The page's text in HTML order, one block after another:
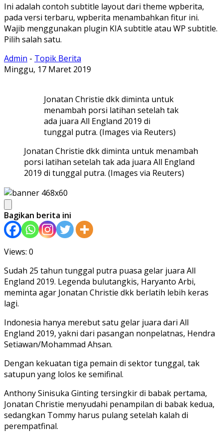
Ini adalah contoh subtitle layout dari theme wpberita,
pada versi terbaru, wpberita menambahkan fitur ini.
Wajib menggunakan plugin KIA subtitle atau WP subtitle.
Pilih salah satu.
Admin - Topik Berita
Minggu, 17 Maret 2019
Jonatan Christie dkk diminta untuk
menambah porsi latihan setelah tak
ada juara All England 2019 di
tunggal putra. (Images via Reuters)
Jonatan Christie dkk diminta untuk menambah
porsi latihan setelah tak ada juara All England
2019 di tunggal putra. (Images via Reuters)
Bagikan berita ini
Views: 0
Sudah 25 tahun tunggal putra puasa gelar juara All
England 2019. Legenda bulutangkis, Haryanto Arbi,
meminta agar Jonatan Christie dkk berlatih lebih keras
lagi.
Indonesia hanya merebut satu gelar juara dari All
England 2019, yakni dari pasangan nonpelatnas, Hendra
Setiawan/Mohammad Ahsan.
Dengan kekuatan tiga pemain di sektor tunggal, tak
satupun yang lolos ke semifinal.
Anthony Sinisuka Ginting tersingkir di babak pertama,
Jonatan Christie menyudahi penampilan di babak kedua,
sedangkan Tommy harus pulang setelah kalah di
perempatfinal.